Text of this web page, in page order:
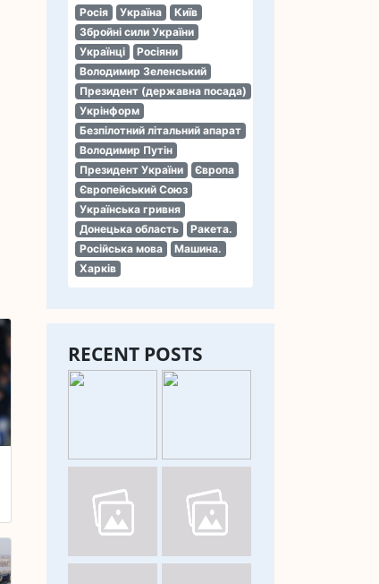
Росія Україна
Київ
Збройні сили України
Українці
Росіяни
Володимир Зеленський
Президент (державна посада)
Укрінформ
Безпілотний літальний апарат
Володимир Путін
Президент України
Європа
Європейський Союз
Українська гривня
Донецька область
Ракета.
Російська мова
Машина.
Харків
RECENT POSTS